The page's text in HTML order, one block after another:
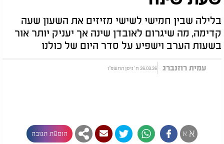
בלילה שבין חמישי לשישי מזיזים את השעון שעה
קדימה, מה שיגרום לאובדן שינה אך יעניק יותר אור
בשעות הערב וישפיע על סדר היום של כולנו
עמית רוזנברג 26.03.26 ח' ניסן התשפ"ו
א א הוספת תגובה